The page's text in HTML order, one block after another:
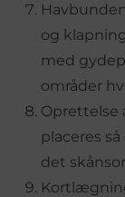
og
med
områder
Oprettelse
placeres
det